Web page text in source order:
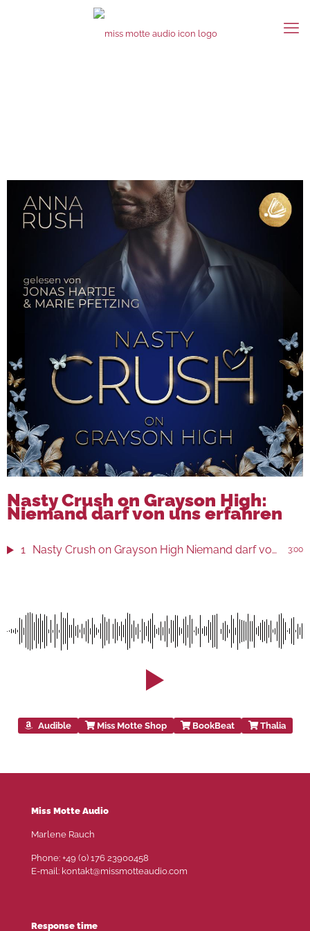
Nasty Crush on Grayson High:
Niemand darf von uns erfahren
1 Nasty Crush on Grayson High Niemand darf von uns erfahren 3:00
Audible Miss Motte Shop BookBeat Thalia
Miss Motte Audio
Marlene Rauch
Phone: +49 (0) 176 23900458
E-mail: kontakt@missmotteaudio.com
Response time